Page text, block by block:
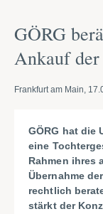
GÖRG
Ankauf
Frankfurt am Main,
GÖRG hat die
eine
Rahmen ihres
Übernahme
rechtlich
stärkt der